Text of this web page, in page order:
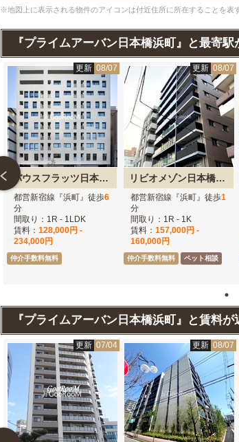
※地図上に表示される物件のアイコンは付近住所に所在することを表
『プライムアーバン日本橋浜町』と最寄
更新 08/07
バウスフラッツ日本橋浜町
都営新宿線『浜町』徒歩6
分
間取り：1R - 1LDK
賃料： 128,000円 -
234,000円
仲介手数料無料
更新 08/07
リビオメゾン日本橋浜町公園
都営新宿線『浜町』徒歩1
分
間取り：1R - 1K
賃料： 157,000円 -
160,000円
仲介手数料無料 ペット相談
『プライムアーバン日本橋浜町』と賃料
更新 07/04 更新 08/07